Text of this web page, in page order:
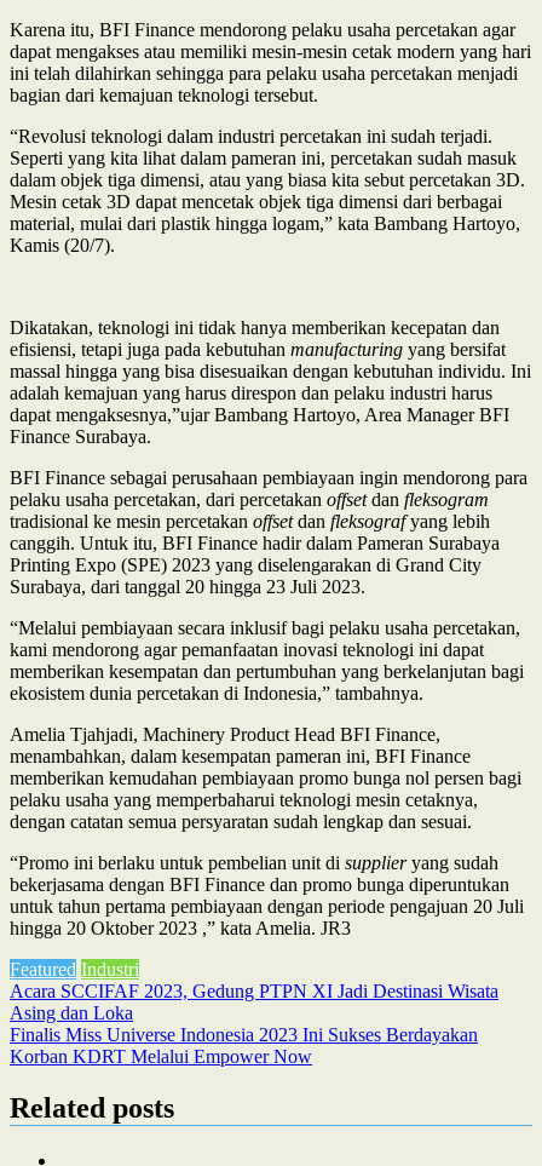
Karena itu, BFI Finance mendorong pelaku usaha percetakan agar
dapat mengakses atau memiliki mesin-mesin cetak modern yang hari
ini telah dilahirkan sehingga para pelaku usaha percetakan menjadi
bagian dari kemajuan teknologi tersebut.
“Revolusi teknologi dalam industri percetakan ini sudah terjadi.
Seperti yang kita lihat dalam pameran ini, percetakan sudah masuk
dalam objek tiga dimensi, atau yang biasa kita sebut percetakan 3D.
Mesin cetak 3D dapat mencetak objek tiga dimensi dari berbagai
material, mulai dari plastik hingga logam,” kata Bambang Hartoyo,
Kamis (20/7).
Dikatakan, teknologi ini tidak hanya memberikan kecepatan dan
efisiensi, tetapi juga pada kebutuhan manufacturing yang bersifat
massal hingga yang bisa disesuaikan dengan kebutuhan individu. Ini
adalah kemajuan yang harus direspon dan pelaku industri harus
dapat mengaksesnya,”ujar Bambang Hartoyo, Area Manager BFI
Finance Surabaya.
BFI Finance sebagai perusahaan pembiayaan ingin mendorong para
pelaku usaha percetakan, dari percetakan offsetdan fleksogram
tradisional ke mesin percetakan offsetdan fleksografyang lebih
canggih. Untuk itu, BFI Finance hadir dalam Pameran Surabaya
Printing Expo (SPE) 2023 yang diselengarakan di Grand City
Surabaya, dari tanggal 20 hingga 23 Juli 2023.
“Melalui pembiayaan secara inklusif bagi pelaku usaha percetakan,
kami mendorong agar pemanfaatan inovasi teknologi ini dapat
memberikan kesempatan dan pertumbuhan yang berkelanjutan bagi
ekosistem dunia percetakan di Indonesia,” tambahnya.
Amelia Tjahjadi, Machinery Product Head BFI Finance,
menambahkan, dalam kesempatan pameran ini, BFI Finance
memberikan kemudahan pembiayaan promo bunga nol persen bagi
pelaku usaha yang memperbaharui teknologi mesin cetaknya,
dengan catatan semua persyaratan sudah lengkap dan sesuai.
“Promo ini berlaku untuk pembelian unit di supplieryang sudah
bekerjasama dengan BFI Finance dan promo bunga diperuntukan
untuk tahun pertama pembiayaan dengan periode pengajuan 20 Juli
hingga 20 Oktober 2023 ,” kata Amelia. JR3
Featured Industri
Post
navigation
Acara SCCIFAF 2023, Gedung PTPN XI Jadi Destinasi Wisata
Asing dan Loka
Finalis Miss Universe Indonesia 2023 Ini Sukses Berdayakan
Korban KDRT Melalui Empower Now
Related posts